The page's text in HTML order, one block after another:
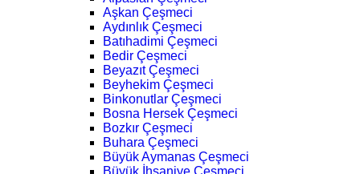
Aşkan Çeşmeci
Aydınlık Çeşmeci
Batıhadimi Çeşmeci
Bedir Çeşmeci
Beyazıt Çeşmeci
Beyhekim Çeşmeci
Binkonutlar Çeşmeci
Bosna Hersek Çeşmeci
Bozkır Çeşmeci
Buhara Çeşmeci
Büyük Aymanas Çeşmeci